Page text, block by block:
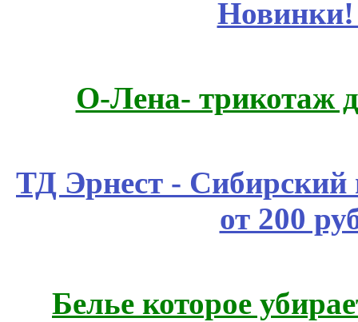
О-Лена- трикотаж
ТД Эрнест - Сибирский
от 200
Белье которое